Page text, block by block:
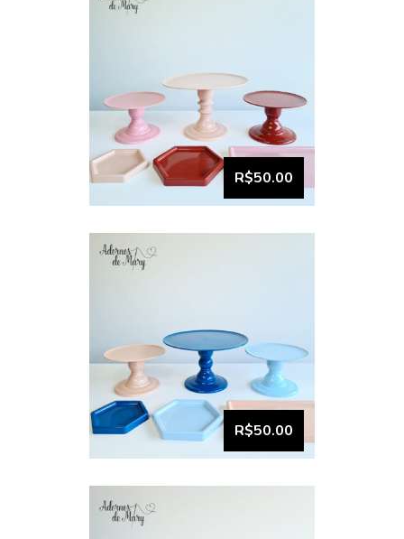
VISUALIZAR
R$50.00
VISUALIZAR
Bandeja e boleira kit
Comemore (6)
R$50.00
Bandeja e boleira kit
comemore (5)